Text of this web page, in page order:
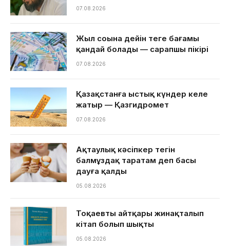
07.08.2026
Жыл соңына дейін теңге бағамы
қандай болады — сарапшы пікірі
07.08.2026
Қазақстанға ыстық күндер келе
жатыр — Қазгидромет
07.08.2026
Ақтаулық кәсіпкер тегін
балмұздақ таратам деп басы
дауға қалды
05.08.2026
Тоқаевтың айтқары жинақталып
кітап болып шықты
05.08.2026